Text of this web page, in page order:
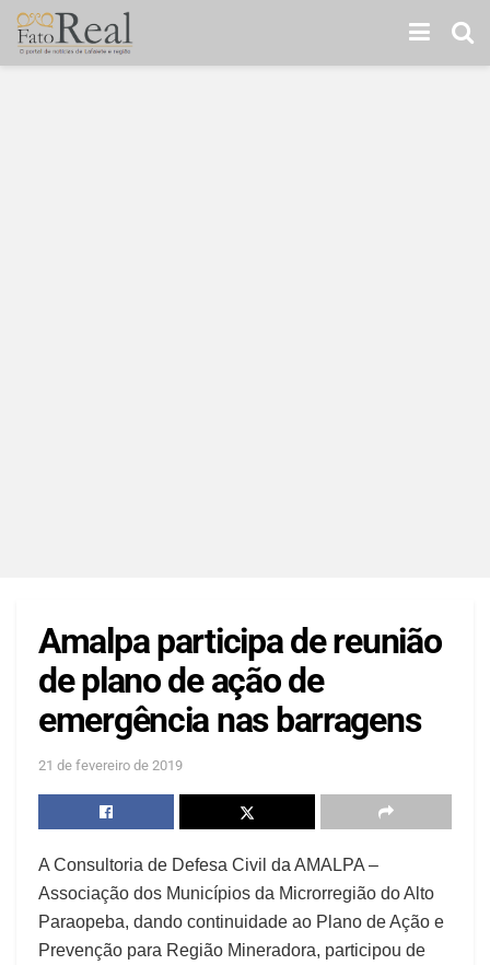
Amalpa participa de reunião
de plano de ação de
emergência nas barragens
21 de fevereiro de 2019
A Consultoria de Defesa Civil da AMALPA –
Associação dos Municípios da Microrregião do Alto
Paraopeba, dando continuidade ao Plano de Ação e
Prevenção para Região Mineradora, participou de